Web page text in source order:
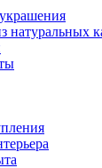
натуральных